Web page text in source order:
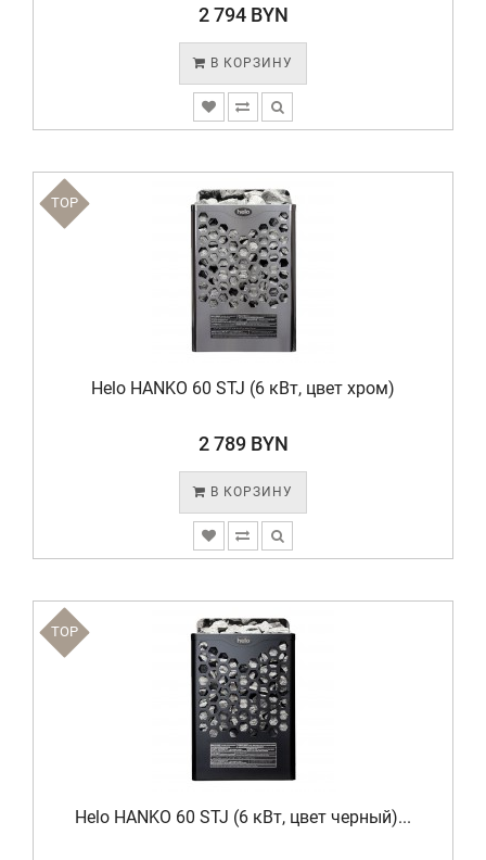
2 794 BYN
В КОРЗИНУ
TOP
Helo HANKO 60 STJ (6 кВт, цвет хром)
2 789 BYN
В КОРЗИНУ
TOP
Helo HANKO 60 STJ (6 кВт, цвет черный)...